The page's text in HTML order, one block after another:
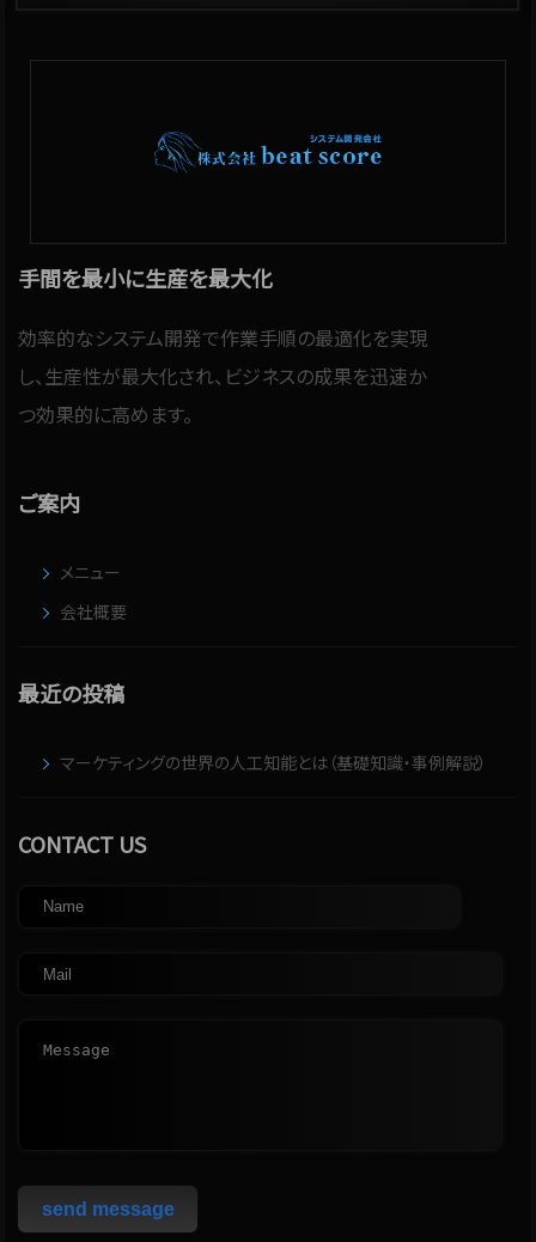
手間を最小に生産を最大化
効率的なシステム開発で作業手順の最適化を実現
し、生産性が最大化され、ビジネスの成果を迅速か
つ効果的に高めます。
ご案内
メニュー
会社概要
最近の投稿
マーケティングの世界の人工知能とは（基礎知識・事例解説）
CONTACT US